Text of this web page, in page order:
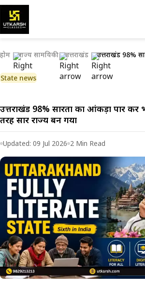
होम राज्य सामयिकी उत्तराखंड
State news
उत्तराखंड 98% साक्षरता का आंकड़ा पार कर
तरह साक्षर राज्य बन गया
Updated: 09 Jul 2026 2 Min Read